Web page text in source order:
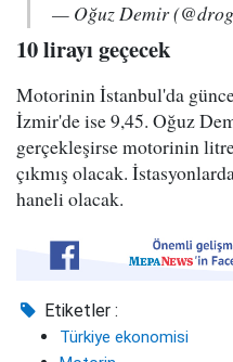
— Oğuz Demir
10 lirayı geçecek
Motorinin İstanbul'da
İzmir'de ise 9,45. Oğuz
gerçekleşirse motorinin
çıkmış olacak.
haneli olacak.
Etiketler :
Türkiye ekonomisi